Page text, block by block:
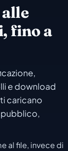
fino a
e download
caricano
al file, invece di